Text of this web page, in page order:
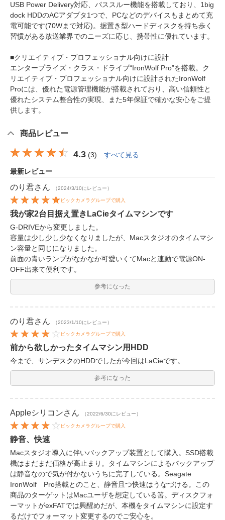
USB Power Delivery対応、パススルー機能を搭載しており、1big
dock HDDのACアダプタ1つで、PCなどのデバイスもまとめて充
電可能です(70Wまで対応)。据置き型ハードディスクを持ち歩く
習慣がある放送業界でのニーズに応じ、携帯性に優れています。
■クリエイティブ・プロフェッショナル向けに設計
エンタープライズ・クラス・ドライブ“IronWolf Pro”を搭載。ク
リエイティブ・プロフェッショナル向けに設計されたIronWolf
Proには、優れた電源管理機能が搭載されており、高い信頼性と
優れたシステム整合性の実現、また5年保証で確かな安心をご提
供します。
商品レビュー
4.3 (3) すべて見る
最新レビュー
のり君さん （2024/3/10にレビュー）
ビックカメラグループで購入
我が家2台目据え置きLaCieタイムマシンです
G-DRIVEから変更しました。
容量は少し少し少なくなりましたが、Macスタジオのタイムマシ
ン容量と同じになりました。
前面の青いランプがなかなか可愛いくてMacと連動で電源ON-
OFF出来て便利です。
参考になった
のり君さん （2023/1/10にレビュー）
ビックカメラグループで購入
前から欲しかったタイムマシン用HDD
今まで、サンデスクのHDDでしたが今回はLaCieです。
参考になった
Appleシリコンさん （2022/6/30にレビュー）
ビックカメラグループで購入
静音、快速
Macスタジオ導入に伴いバックアップ装置として購入。SSD搭載
機はまだまだ価格が高止まり。タイムマシンによるバックアップ
は静音なので気が付かないうちに完了している。Seagate
IronWolf Pro搭載とのこと、静音且つ快速はうなづける。この
商品のターゲットはMacユーザを想定している筈。ディスクフォ
ーマットがexFATでは興醒めだが、本機をタイムマシンに設定す
るだけでフォーマット変更するのでご安心を。